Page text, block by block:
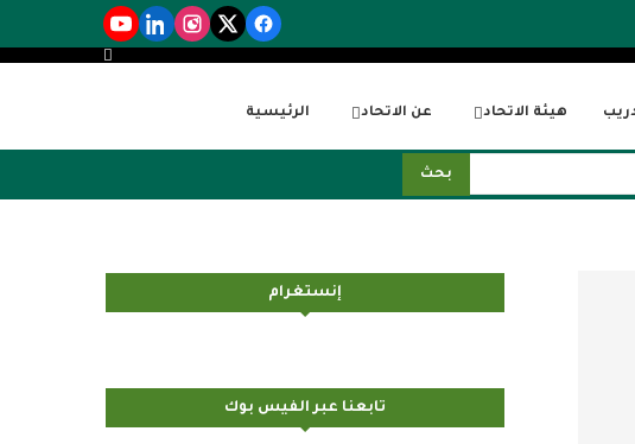
الرئيسية عن الاتحاد هيئة الاتحاد
بحث
إنستغرام
تابعنا عبر الفيس بوك